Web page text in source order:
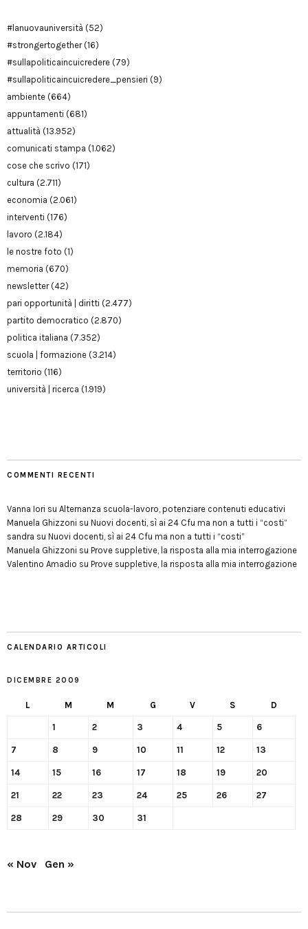
#lanuovauniversità (52)
#strongertogether(16)
#sullapoliticaincuicredere (79)
#sullapoliticaincuicredere_pensieri (9)
ambiente (664)
appuntamenti (681)
attualità (13.952)
comunicati stampa (1.062)
cose che scrivo (171)
cultura (2.711)
economia (2.061)
interventi (176)
lavoro (2.184)
le nostre foto (1)
memoria (670)
newsletter(42)
pari opportunità | diritti (2.477)
partito democratico (2.870)
politica italiana (7.352)
scuola | formazione (3.214)
territorio (116)
università | ricerca (1.919)
COMMENTI RECENTI
Vanna Iori su Alternanza scuola-lavoro, potenziare contenuti educativi
Manuela Ghizzoni su Nuovi docenti, sì ai 24 Cfu ma non a tutti i “costi”
sandra su Nuovi docenti, sì ai 24 Cfu ma non a tutti i “costi”
Manuela Ghizzoni su Prove suppletive, la risposta alla mia interrogazione
Valentino Amadio su Prove suppletive, la risposta alla mia interrogazione
CALENDARIO ARTICOLI
DICEMBRE 2009
L M M G V S D
1 2 3 4 5 6
7 8 9 10 11 12 13
14 15 16 17 18 19 20
21 22 23 24 25 26 27
28 29 30 31
« Nov Gen »